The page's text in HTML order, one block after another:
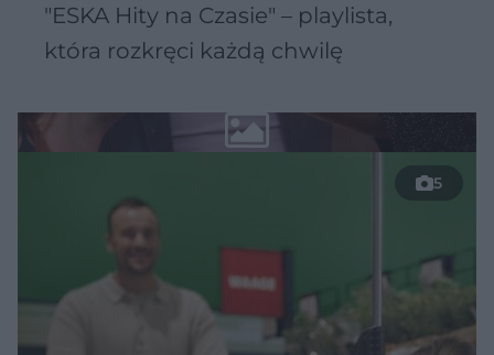
"ESKA Hity na Czasie" – playlista,
która rozkręci każdą chwilę
5